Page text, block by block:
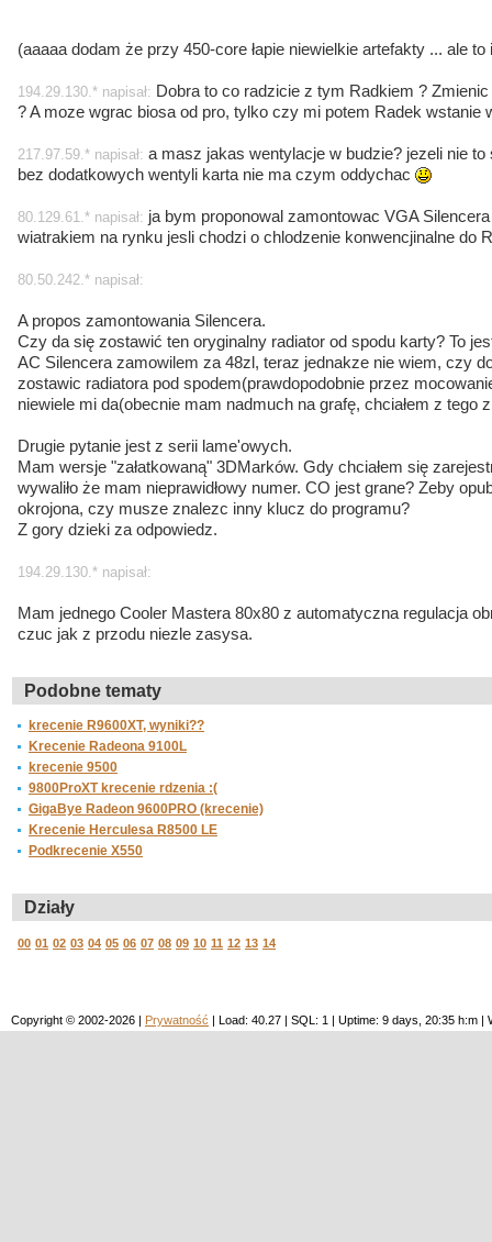
(aaaaa dodam że przy 450-core łapie niewielkie artefakty ... ale
194.29.130.* napisał: Dobra to co radzicie z tym Radkiem ?
? A moze wgrac biosa od pro, tylko czy mi potem Radek wstanie
217.97.59.* napisał: a masz jakas wentylacje w budzie? jezeli nie
bez dodatkowych wentyli karta nie ma czym oddychac
80.129.61.* napisał: ja bym proponowal zamontowac VGA
wiatrakiem na rynku jesli chodzi o chlodzenie konwencjinalne do
80.50.242.* napisał:
A propos zamontowania Silencera.
Czy da się zostawić ten oryginalny radiator od spodu karty? To
AC Silencera zamowilem za 48zl, teraz jednakze nie wiem, czy
zostawic radiatora pod spodem(prawdopodobnie przez
niewiele mi da(obecnie mam nadmuch na grafę, chciałem z tego
Drugie pytanie jest z serii lame'owych.
Mam wersje "załatkowaną" 3DMarków. Gdy chciałem się
wywaliło że mam nieprawidłowy numer. CO jest grane? Zeby
okrojona, czy musze znalezc inny klucz do programu?
Z gory dzieki za odpowiedz.
194.29.130.* napisał:
Mam jednego Cooler Mastera 80x80 z automatyczna regulacja
czuc jak z przodu niezle zasysa.
Podobne tematy
krecenie R9600XT, wyniki??
Krecenie Radeona 9100L
krecenie 9500
9800ProXT krecenie rdzenia :(
GigaBye Radeon 9600PRO (krecenie)
Krecenie Herculesa R8500 LE
Podkrecenie X550
Działy
00 01 02 03 04 05 06 07 08 09 10 11 12 13 14
Copyright © 2002-2026 | Prywatność | Load: 40.27 | SQL: 1 | Uptime: 9 days, 20:35 h:m